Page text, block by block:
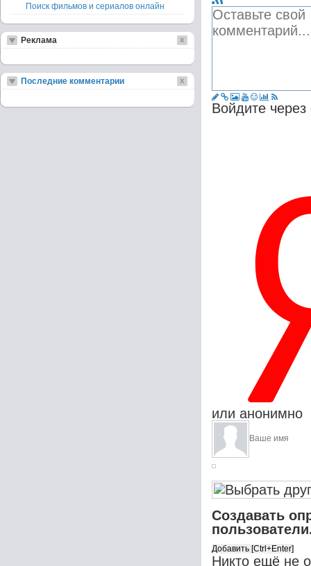
Войдите
или анонимно
Создавать
Никто ещё не
Поиск фильмов и сериалов онлайн
Реклама
Последние комментарии